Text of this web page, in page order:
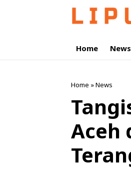
Home News
Home »News
Aceh